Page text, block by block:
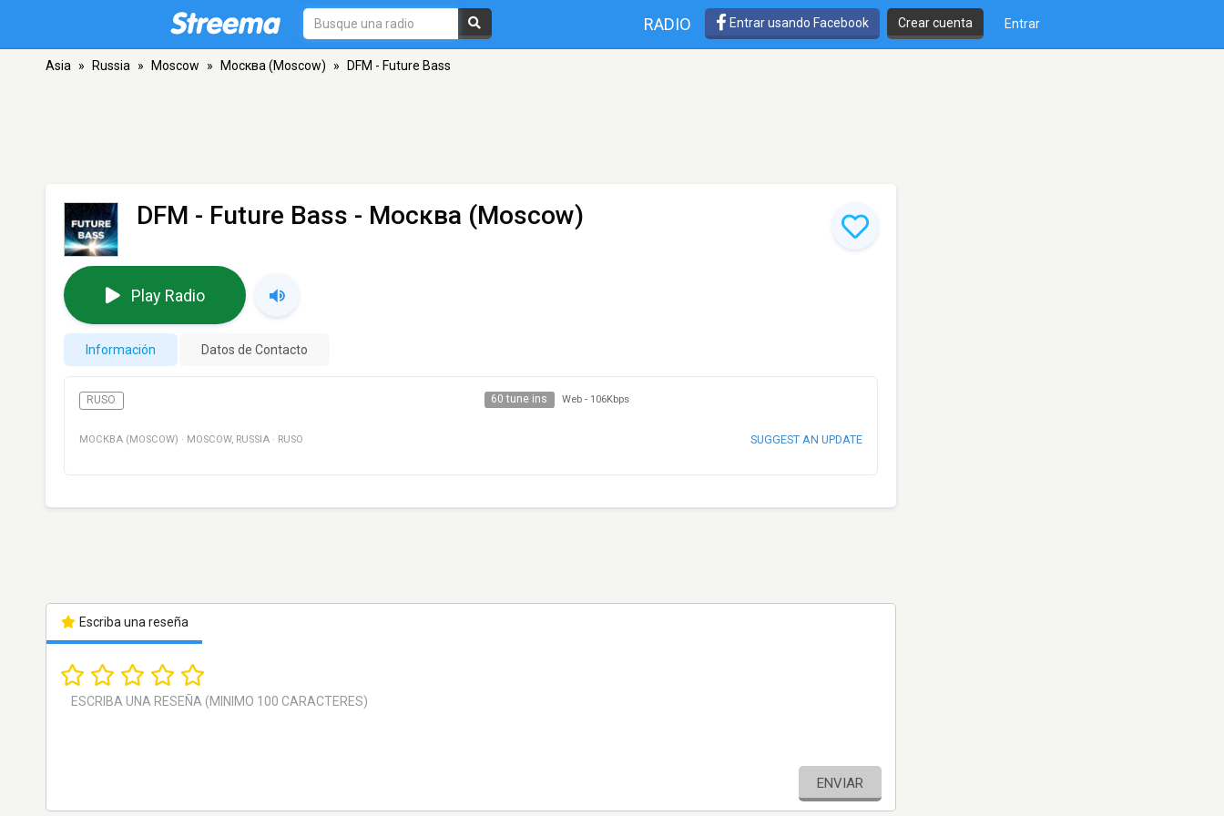
RADIO Entrar usando Facebook Crear cuenta Entrar
Asia » Russia » Moscow » Москва (Moscow) » DFM - Future Bass
DFM - Future Bass - Москва (Moscow)
Play Radio
Información Datos de Contacto
RUSO 60 tune ins Web - 106Kbps
МОСКВА (MOSCOW) · MOSCOW, RUSSIA · RUSO SUGGEST AN UPDATE
Escriba una reseña
ENVIAR